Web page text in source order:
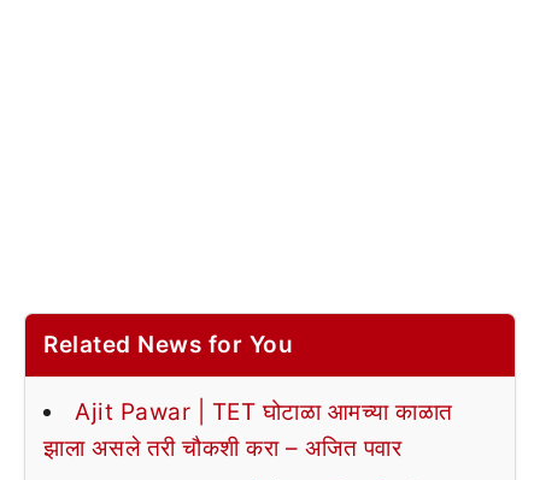
Related News for You
Ajit Pawar | TET घोटाळा आमच्या काळात
झाला असले तरी चौकशी करा – अजित पवार